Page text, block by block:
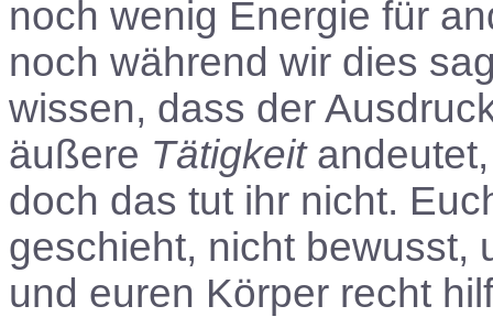
noch wenig Energie für
noch während wir dies
wissen, dass der
äußere Tätigkeitandeutet,
doch das tut ihr nicht.
geschieht, nicht bewusst,
und euren Körper recht